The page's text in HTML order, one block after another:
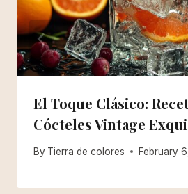
El Toque Clásico:
Cócteles Vintage
By Tierra de colores February